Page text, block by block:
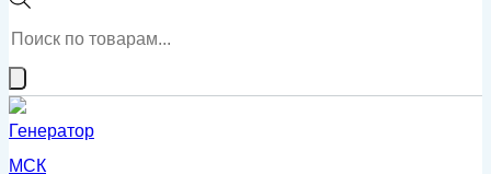
Поиск
товаров